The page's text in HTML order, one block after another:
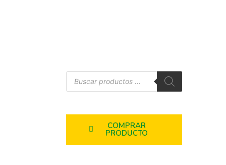
COMPRAR
PRODUCTO